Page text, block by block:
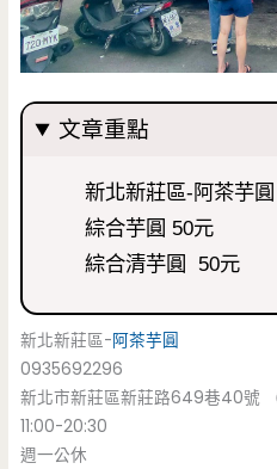
文章重點
新北新莊區-阿茶芋圓
綜合芋圓 50元
綜合清芋圓 50元
新北新莊區-阿茶芋圓
0935692296
新北市新莊區新莊路649巷40號
11:00-20:30
週一公休